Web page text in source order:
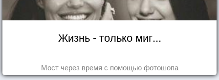
Жизнь - только миг...
Мост через время с помощью фотошопа